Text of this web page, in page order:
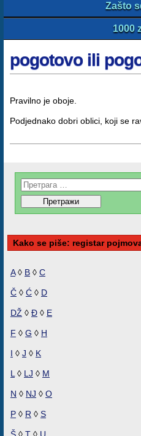
Zašto
1000
pogotovo ili
Pravilno je oboje.
Podjednako dobri oblici, koji se
Kako se piše: registar
A◊ B ◊ C
Č ◊ Ć ◊ D
DŽ ◊ Đ ◊ E
F ◊ G ◊ H
I ◊ J ◊ K
L ◊ LJ ◊ M
N ◊ NJ ◊ O
P ◊ R ◊ S